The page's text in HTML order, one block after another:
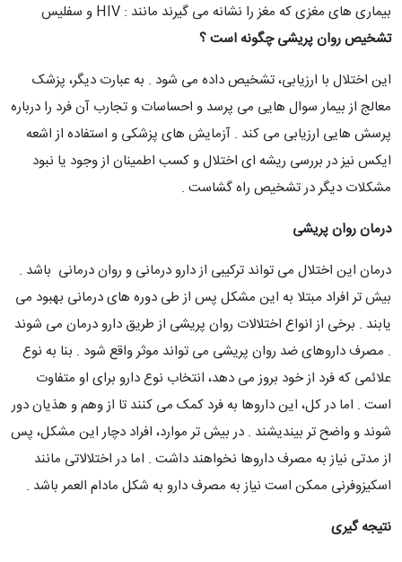
بیماری های مغزی که مغز را نشانه می گیرند مانند : HIV و سفلیس
تشخیص روان پریشی چگونه است ؟
این اختلال با ارزیابی، تشخیص داده می شود . به عبارت دیگر، پزشک
معالج از بیمار سوال هایی می پرسد و احساسات و تجارب آن فرد را درباره
پرسش هایی ارزیابی می کند . آزمایش های پزشکی و استفاده از اشعه
ایکس نیز در بررسی ریشه ای اختلال و کسب اطمینان از وجود یا نبود
مشکلات دیگر در تشخیص راه گشاست .
درمان روان پریشی
درمان این اختلال می تواند ترکیبی از دارو درمانی و روان درمانی باشد .
بیش تر افراد مبتلا به این مشکل پس از طی دوره های درمانی بهبود می
یابند . برخی از انواع اختلالات روان پریشی از طریق دارو درمان می شوند
. مصرف داروهای ضد روان پریشی می تواند موثر واقع شود . بنا به نوع
علائمی که فرد از خود بروز می دهد، انتخاب نوع دارو برای او متفاوت
است . اما در کل، این داروها به فرد کمک می کنند تا از وهم و هذیان دور
شوند و واضح تر بیندیشند . در بیش تر موارد، افراد دچار این مشکل، پس
از مدتی نیاز به مصرف داروها نخواهند داشت . اما در اختلالاتی مانند
اسکیزوفرنی ممکن است نیاز به مصرف دارو به شکل مادام العمر باشد .
نتیجه گیری